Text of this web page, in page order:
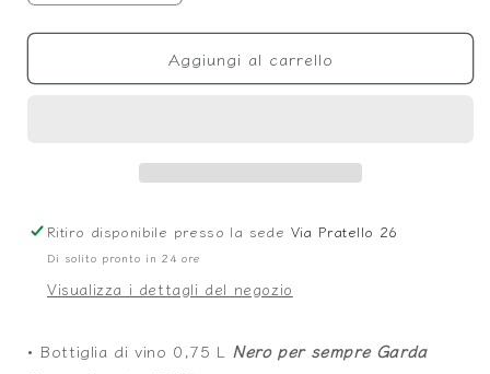
quantità
per
player
quantità
per
Top
player
Aggiungi al carrello
Ritiro disponibile presso la sede Via Pratello 26
Di solito pronto in 24 ore
Visualizza i dettagli del negozio
• Bottiglia di vino 0,75 L Nero per sempre Garda